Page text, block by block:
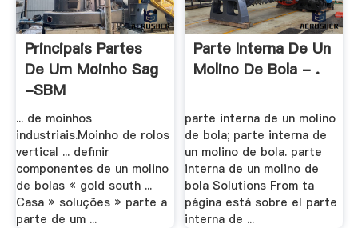
Principais Partes
De Um Moinho Sag
-SBM
... de moinhos
industriais.Moinho de rolos
vertical ... definir
componentes de un molino
de bolas « gold south ...
Casa » soluções » parte a
parte de um ...
Parte Interna De Un
Molino De Bola - .
parte interna de un molino
de bola; parte interna de
un molino de bola. parte
interna de un molino de
bola Solutions From ta
página está sobre el parte
interna de ...